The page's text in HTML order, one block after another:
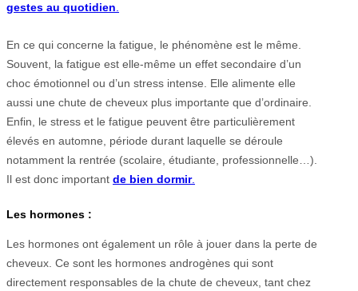
gestes au quotidien
En ce qui concerne la fatigue, le phénomène est le même.
Souvent, la fatigue est elle-même un effet secondaire d’un
choc émotionnel ou d’un stress intense. Elle alimente elle
aussi une chute de cheveux plus importante que d’ordinaire.
Enfin, le stress et le fatigue peuvent être particulièrement
élevés en automne, période durant laquelle se déroule
notamment la rentrée (scolaire, étudiante, professionnelle…).
Il est donc important de bien dormir.
Les hormones :
Les hormones ont également un rôle à jouer dans la perte de
cheveux. Ce sont les hormones androgènes qui sont
directement responsables de la chute de cheveux, tant chez